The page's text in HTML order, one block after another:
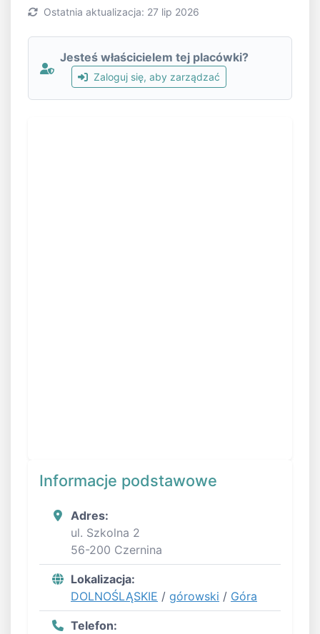
Ostatnia aktualizacja: 27 lip 2026
Jesteś właścicielem tej placówki?
Zaloguj się, aby zarządzać
Informacje podstawowe
Adres:
ul. Szkolna 2
56-200 Czernina
Lokalizacja:
DOLNOŚLĄSKIE / górowski / Góra
Telefon: